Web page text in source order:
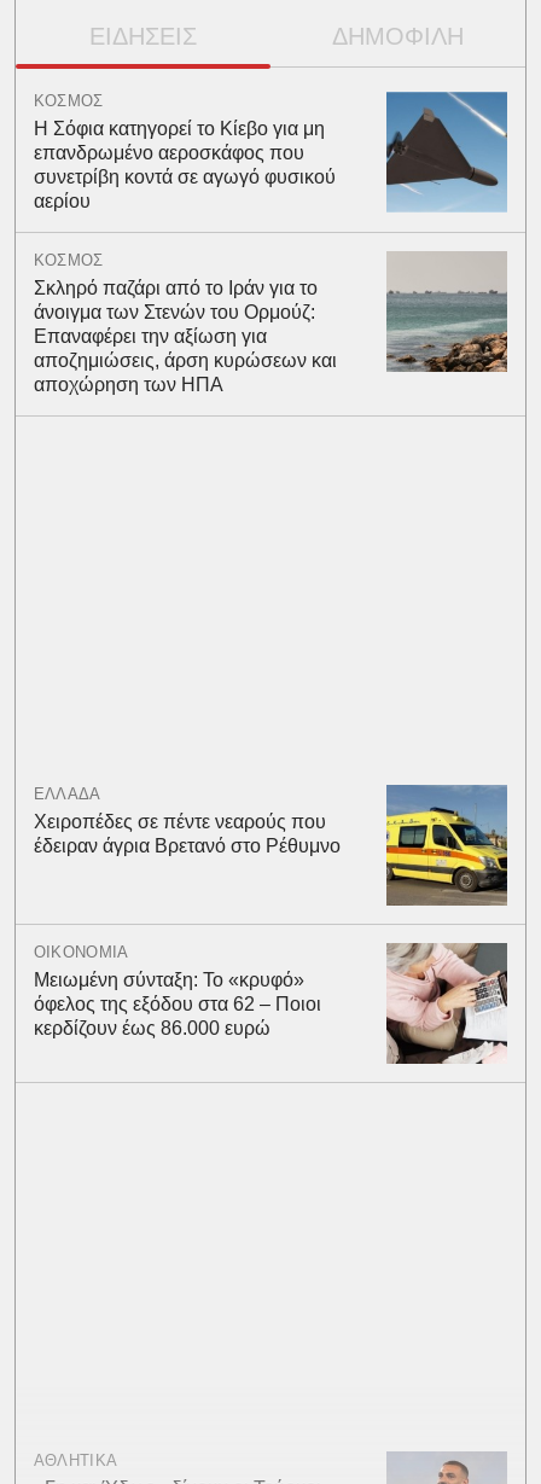
ΕΙΔΗΣΕΙΣ ΔΗΜΟΦΙΛΗ
ΚΟΣΜΟΣ
Η Σόφια κατηγορεί το Κίεβο για μη
επανδρωμένο αεροσκάφος που
συνετρίβη κοντά σε αγωγό φυσικού
αερίου
ΚΟΣΜΟΣ
Σκληρό παζάρι από το Ιράν για το
άνοιγμα των Στενών του Ορμούζ:
Επαναφέρει την αξίωση για
αποζημιώσεις, άρση κυρώσεων και
αποχώρηση των ΗΠΑ
ΕΛΛΑΔΑ
Χειροπέδες σε πέντε νεαρούς που
έδειραν άγρια Βρετανό στο Ρέθυμνο
ΟΙΚΟΝΟΜΙΑ
Μειωμένη σύνταξη: Το «κρυφό»
όφελος της εξόδου στα 62 – Ποιοι
κερδίζουν έως 86.000 ευρώ
ΑΘΛΗΤΙΚΑ